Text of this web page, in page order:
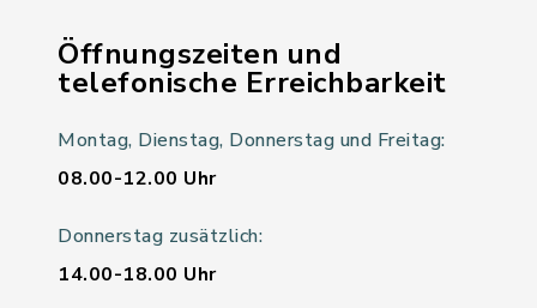
Öffnungszeiten und
telefonische Erreichbarkeit
Montag, Dienstag, Donnerstag und Freitag:
08.00-12.00 Uhr
Donnerstag zusätzlich:
14.00-18.00 Uhr